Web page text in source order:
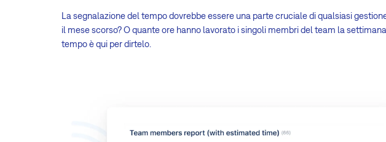
La segnalazione del tempo dovrebbe essere una parte cruciale di qualsiasi
il mese scorso? O quante ore hanno lavorato i singoli membri del team la
tempo è qui per dirtelo.